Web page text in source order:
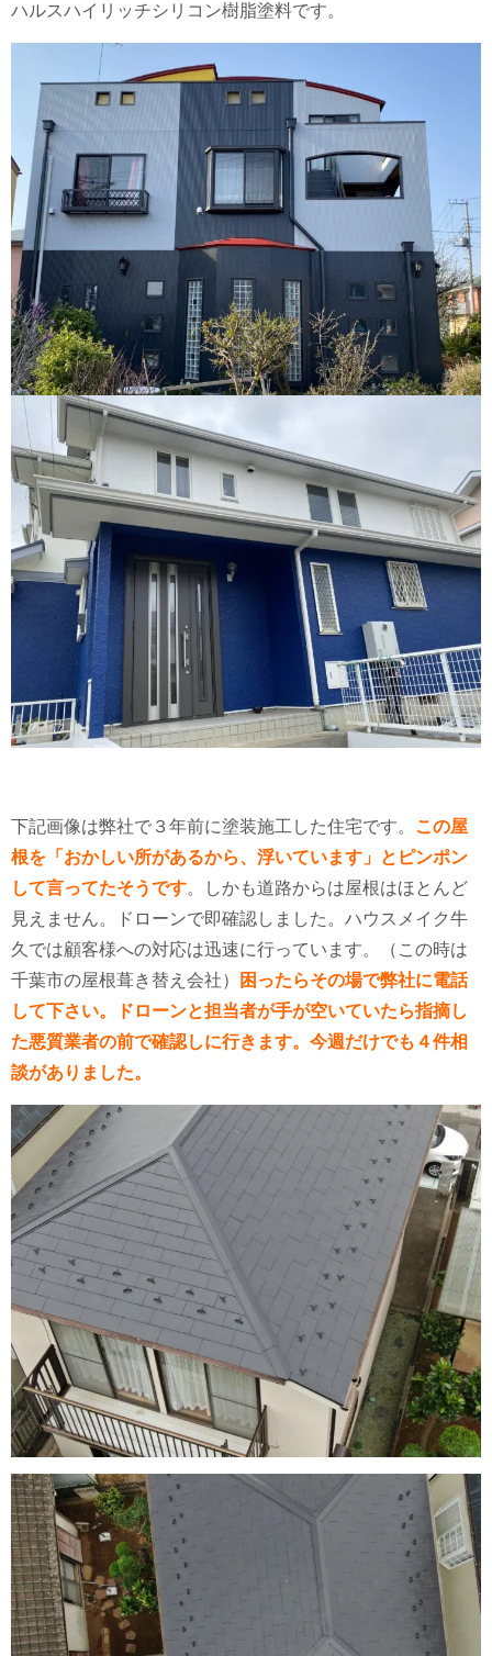
ハルスハイリッチシリコン樹脂塗料です。
下記画像は弊社で３年前に塗装施工した住宅です。 この屋
根を「おかしい所があるから、浮いています」とピンポン
して言ってたそうです。しかも道路からは屋根はほとんど
見えません。ドローンで即確認しました。ハウスメイク牛
久では顧客様への対応は迅速に行っています。（この時は
千葉市の屋根葺き替え会社）
困ったらその場で弊社に電話
して下さい。ドローンと担当者が手が空いていたら指摘し
た悪質業者の前で確認しに行きます。今週だけでも４件相
談がありました。